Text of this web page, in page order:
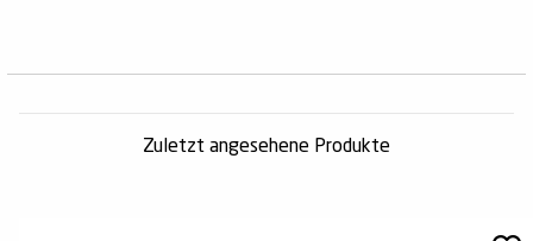
Zuletzt angesehene Produkte